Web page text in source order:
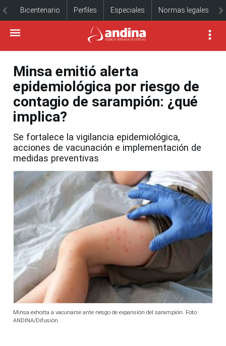
Bicentenario Perfiles Especiales Normas legales
Minsa emitió alerta
epidemiológica por riesgo de
contagio de sarampión: ¿qué
implica?
Se fortalece la vigilancia epidemiológica,
acciones de vacunación e implementación de
medidas preventivas
Minsa exhorta a vacunarse ante riesgo de expansión del sarampión. Foto:
ANDINA/Difusión.